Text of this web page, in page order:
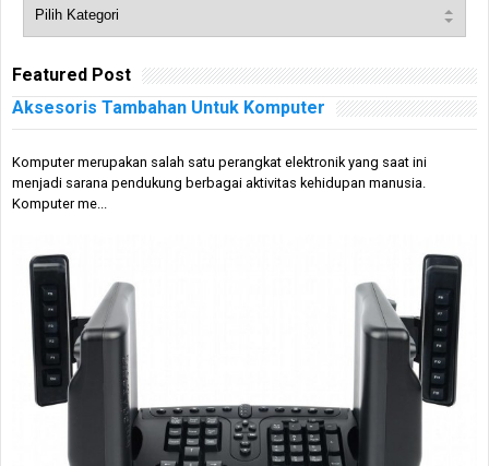
Featured Post
Aksesoris Tambahan Untuk Komputer
Komputer merupakan salah satu perangkat elektronik yang saat ini
menjadi sarana pendukung berbagai aktivitas kehidupan manusia.
Komputer me...